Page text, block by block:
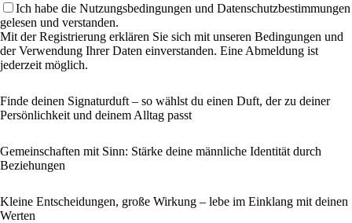
Ich habe die Nutzungsbedingungen und Datenschutzbestimmungen
gelesen und verstanden.
Mit der Registrierung erklären Sie sich mit unseren Bedingungen und
der Verwendung Ihrer Daten einverstanden. Eine Abmeldung ist
jederzeit möglich.
Finde deinen Signaturduft – so wählst du einen Duft, der zu deiner
Persönlichkeit und deinem Alltag passt
Gemeinschaften mit Sinn: Stärke deine männliche Identität durch
Beziehungen
Kleine Entscheidungen, große Wirkung – lebe im Einklang mit deinen
Werten